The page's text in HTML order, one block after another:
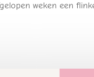
weken een